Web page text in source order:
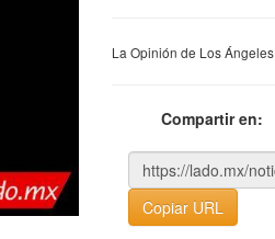
La Opinión de Los Ángeles
Compartir en:
Copiar URL